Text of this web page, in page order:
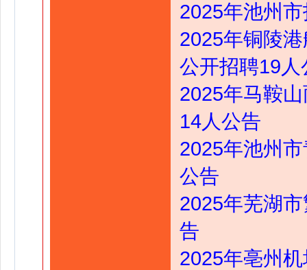
2025年池州
2025年铜陵
公开招聘19人
2025年马鞍
14人公告
2025年池州
公告
2025年芜湖
告
2025年亳州